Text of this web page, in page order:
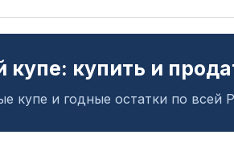
купе: купить и
купе и годные остатки по всей